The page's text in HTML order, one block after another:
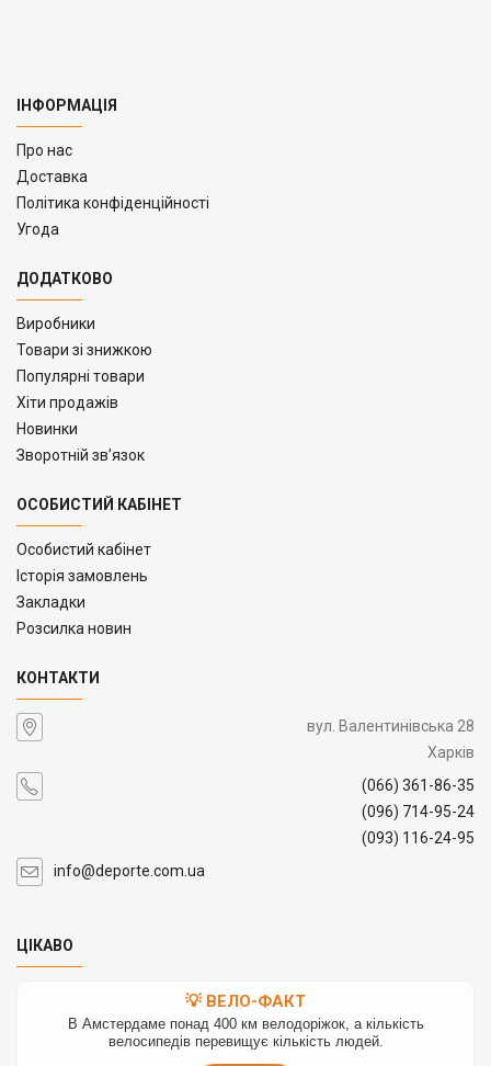
ІНФОРМАЦІЯ
Про нас
Доставка
Політика конфіденційності
Угода
ДОДАТКОВО
Виробники
Товари зі знижкою
Популярні товари
Хіти продажів
Новинки
Зворотній зв’язок
ОСОБИСТИЙ КАБІНЕТ
Особистий кабінет
Історія замовлень
Закладки
Розсилка новин
КОНТАКТИ
вул. Валентинівська 28
Харків
(066) 361-86-35
(096) 714-95-24
(093) 116-24-95
info@deporte.com.ua
ЦІКАВО
💡 ВЕЛО-ФАКТ
В Амстердаме понад 400 км велодоріжок, а кількість
велосипедів перевищує кількість людей.